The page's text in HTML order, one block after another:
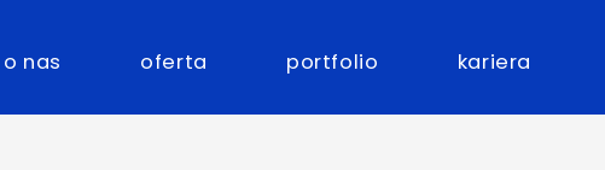
o nas oferta portfolio kariera